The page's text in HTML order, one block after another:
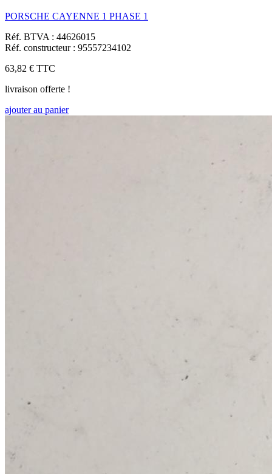
PORSCHE CAYENNE 1 PHASE 1
Réf. BTVA : 44626015
Réf. constructeur : 95557234102
63,82 € TTC
livraison offerte !
ajouter au panier